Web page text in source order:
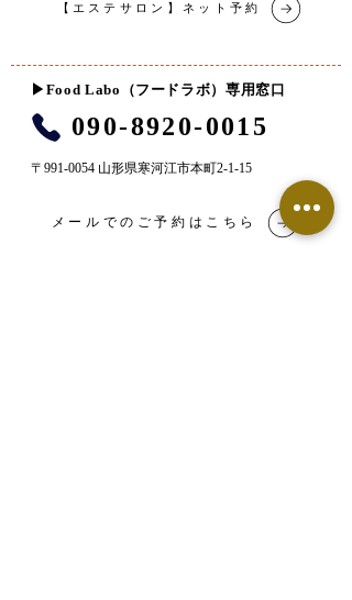
【エステサロン】ネット予約
​▶︎Food Labo（フードラボ）専用窓口
090-8920-0015
〒991-0054 山形県寒河江市本町2-1-15
メールでのご予約はこちら